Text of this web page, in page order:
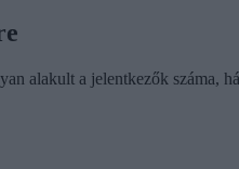
alakult a jelentkezők száma,